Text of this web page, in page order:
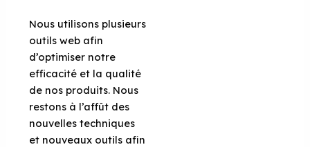
Nous utilisons plusieurs
outils web afin
d’optimiser notre
efficacité et la qualité
de nos produits. Nous
restons à l’affût des
nouvelles techniques
et nouveaux outils afin